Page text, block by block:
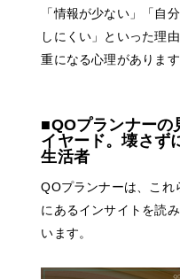
「情報が少ない」「自
しにくい」といった理
重になる心理があります
■QOプランナーの
イヤード。壊さず
生活者
QOプランナーは、これ
にあるインサイトを読
います。